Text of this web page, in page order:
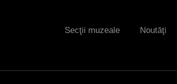
Secţii muzeale Noutăţi